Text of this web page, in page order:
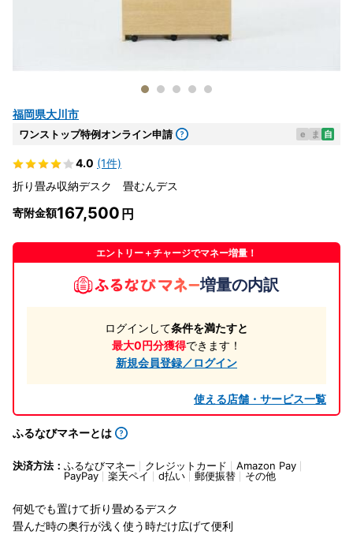
福岡県大川市
ワンストップ特例オンライン申請 e ま 自
4.0 (1件)
折り畳み収納デスク 畳むんデス
寄附金額167,500
エントリー＋チャージでマネー増量！
増量の内訳
ログインして条件を満たすと
最大0円分獲得できます！
新規会員登録／ログイン
使える店舗・サービス一覧
ふるなびマネーとは
決済方法： ふるなびマネー クレジットカード
Amazon Pay
PayPay
楽天ペイ d払い 郵便振替 その他
何処でも置けて折り畳めるデスク
畳んだ時の奥行が浅く使う時だけ広げて便利